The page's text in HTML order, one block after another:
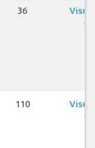
36
110